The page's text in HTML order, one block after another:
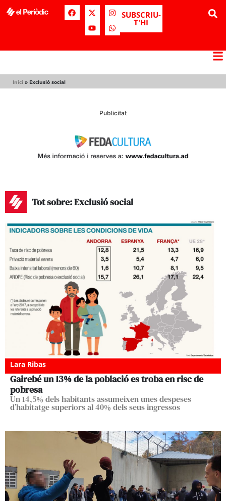
SUBSCRIU-
T'HI
Inici » Exclusió social
Publicitat
Tot sobre: Exclusió social
Lara Ribas
Gairebé un 13% de la població es troba en risc de
pobresa
Un 14,5% dels habitants assumeixen unes despeses
d’habitatge superiors al 40% dels seus ingressos